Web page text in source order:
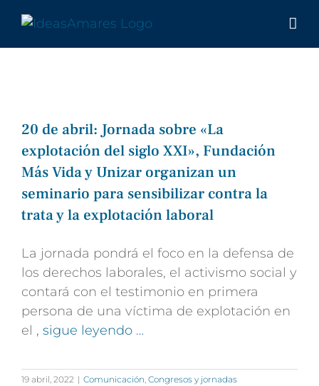
contenido
20 de abril: Jornada sobre «La
explotación del siglo XXI», Fundación
Más Vida y Unizar organizan un
seminario para sensibilizar contra la
trata y la explotación laboral
La jornada pondrá el foco en la defensa de
los derechos laborales, el activismo social y
contará con el testimonio en primera
persona de una víctima de explotación en
el , sigue leyendo …
19 abril, 2022 | Comunicación, Congresos y jornadas